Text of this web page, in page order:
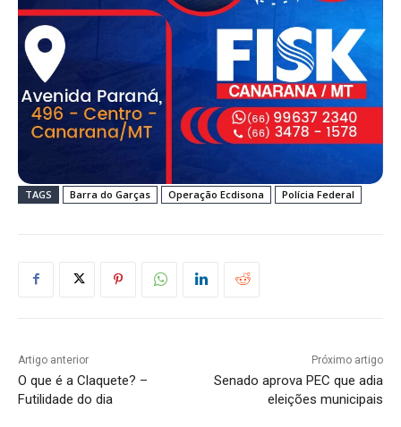
TAGS Barra do Garças Operação Ecdisona Polícia Federal
Artigo anterior
O que é a Claquete? –
Futilidade do dia
Próximo artigo
Senado aprova PEC que adia
eleições municipais